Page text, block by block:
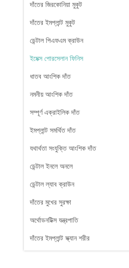
দাঁতের জিরকোনিয়া মুকুট
দাঁতের ইমপ্লান্ট মুকুট
ডেন্টাল পিএফএম ক্রাউন
ইমেক্স পোরসেলান ফিনিস
ধাতব আংশিক দাঁত
নমনীয় আংশিক দাঁত
সম্পূর্ণ এক্রাইলিক দাঁত
ইমপ্লান্ট সমর্থিত দাঁত
যথার্থতা সংযুক্তি আংশিক দাঁত
ডেন্টাল ইনলে অনলে
ডেন্টাল ল্যাব ক্রাউন
দাঁতের মুখের সুরক্ষা
অর্থোডনটিক্স যন্ত্রপাতি
দাঁতের ইমপ্লান্ট স্ক্যান শরীর